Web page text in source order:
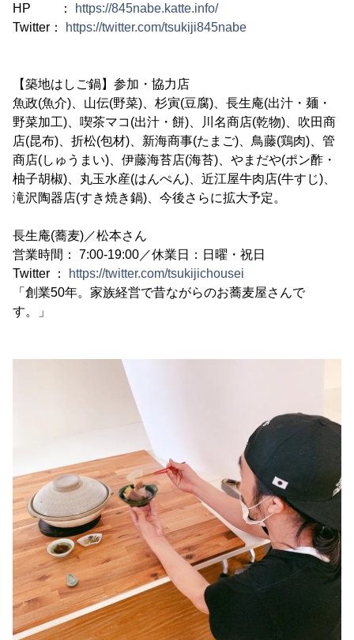
HP ：
https://845nabe.katte.info/
Twitter：
https://twitter.com/tsukiji845nabe
【築地はしご鍋】参加・協力店
魚政(魚介)、山伝(野菜)、杉寅(豆腐)、長生庵(出汁・麺・
野菜加工)、喫茶マコ(出汁・餅)、川名商店(乾物)、吹田商
店(昆布)、折松(包材)、新海商事(たまご)、鳥藤(鶏肉)、管
商店(しゅうまい)、伊藤海苔店(海苔)、やまだや(ポン酢・
柚子胡椒)、丸玉水産(はんぺん)、近江屋牛肉店(牛すじ)、
滝沢陶器店(すき焼き鍋)、今後さらに拡大予定。
長生庵(蕎麦)／松本さん
営業時間： 7:00-19:00／休業日：日曜・祝日
Twitter ：
https://twitter.com/tsukijichousei
「創業50年。家族経営で昔ながらのお蕎麦屋さんで
す。」